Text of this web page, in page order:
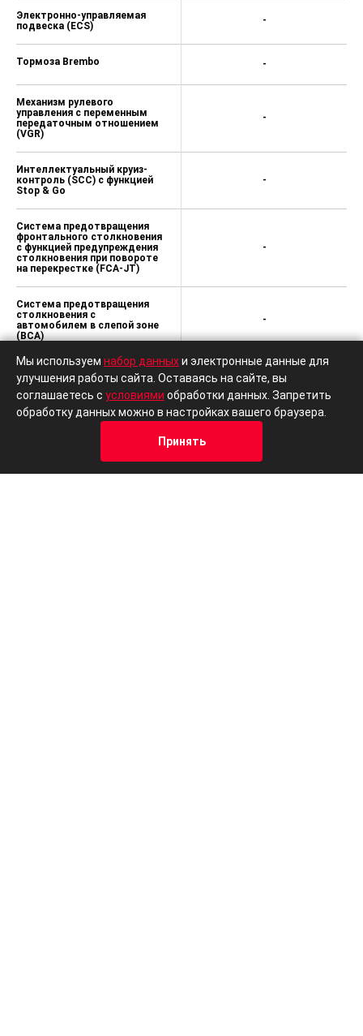
Электронно-управляемая
подвеска (ECS)
Тормоза Brembo
Механизм рулевого
управления с переменным
передаточным отношением
(VGR)
Интеллектуальный круиз-
контроль (SCC) c функцией
Stop & Go
Система предотвращения
фронтального столкновения
с функцией предупреждения
столкновения при повороте
на перекрестке (FCA-JT)
Система предотвращения
столкновения с
автомобилем в слепой зоне
(BCA)
Система безопасного
выхода (SEA)
Система распознавания
Ассистент управления
дальним светом (HBA)
-
-
-
-
-
-
-
-
Мы используем набор данныхи электронные данные для
улучшения работы сайта. Оставаясь на сайте, вы
соглашаетесь с условиями обработки данных. Запретить
обработку данных можно в настройках вашего браузера.
Принять
Отзывы Позвонить Адрес